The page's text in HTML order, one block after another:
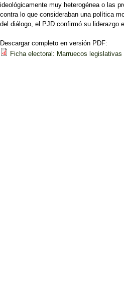
ideológicamente muy heterogénea o las
contra lo que consideraban una política
del diálogo, el PJD confirmó su liderazgo
Descargar completo en versión PDF:
Ficha electoral: Marruecos legislativas